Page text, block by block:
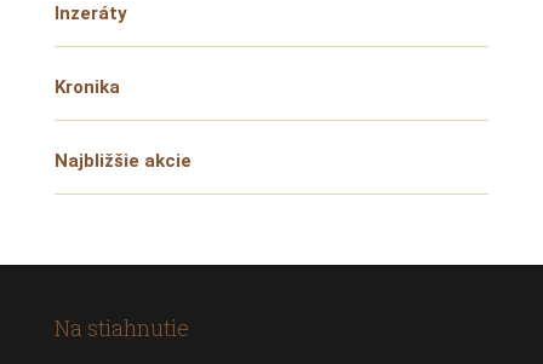
Inzeráty
Kronika
Najbližšie akcie
Na stiahnutie